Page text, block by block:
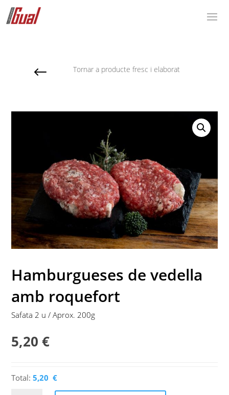
# Tornar a producte fresc i elaborat
Hamburgueses de vedella
amb roquefort
Safata 2 u / Aprox. 200g
5,20€
Total:5,20 €